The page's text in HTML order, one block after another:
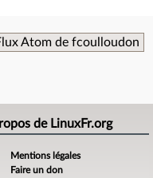
Atom de fcoulloudon
de LinuxFr.org
Mentions légales
Faire un don